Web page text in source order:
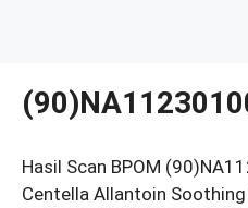
Hasil Scan BPOM
Centella Allantoin